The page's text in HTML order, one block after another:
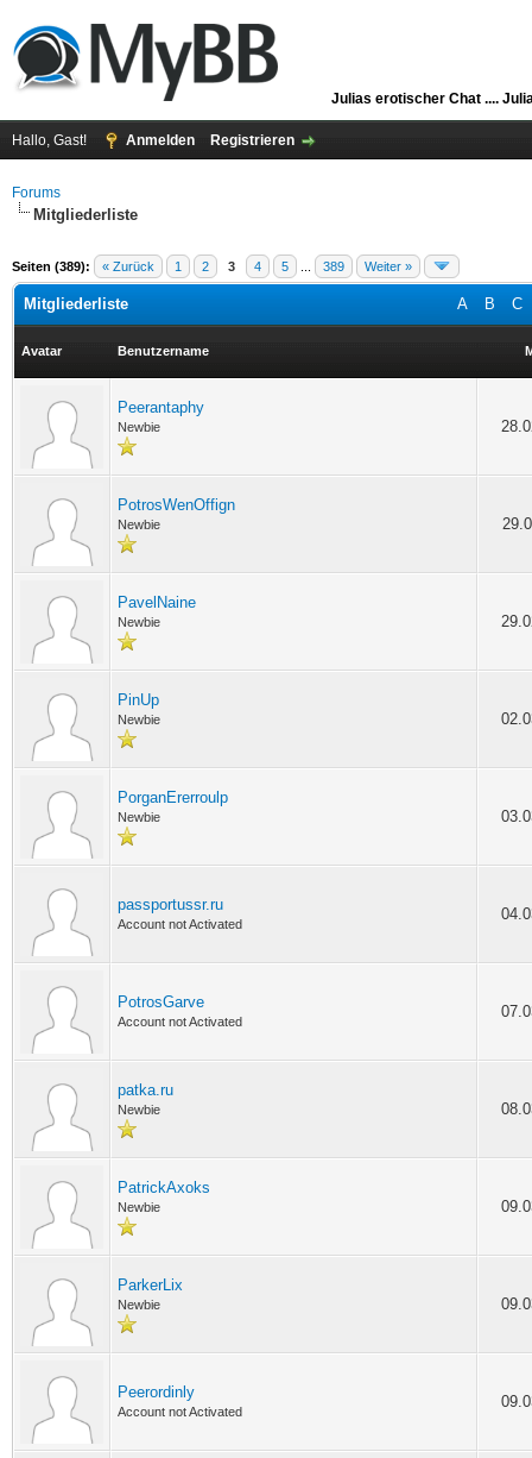
Julias erotischer Chat ....
Hallo, Gast! Anmelden Registrieren
Forums
Mitgliederliste
Seiten (389): « Zurück 1 2 3 4 5 389 Weiter »
A B C
Mitgliederliste
Avatar Benutzername
Peerantaphy
Newbie
PotrosWenOffign
Newbie
PavelNaine
Newbie
PinUp
Newbie
PorganErerroulp
Newbie
passportussr.ru
Account not Activated
PotrosGarve
Account not Activated
patka.ru
Newbie
PatrickAxoks
Newbie
ParkerLix
Newbie
Peerordinly
Account not Activated